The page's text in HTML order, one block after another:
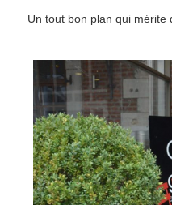
Un tout bon plan qui mérite